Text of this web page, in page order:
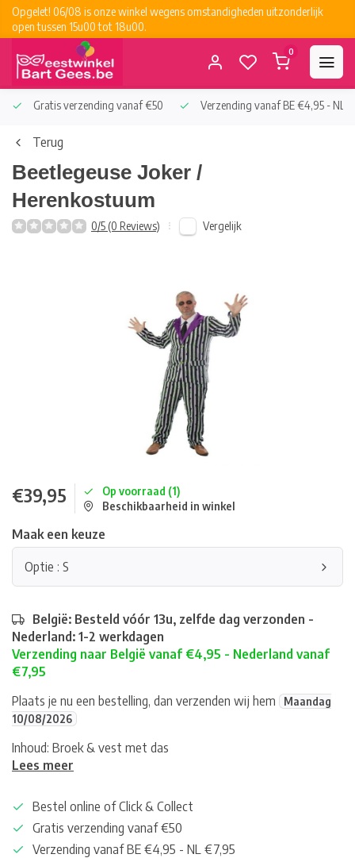
Opgelet! 06/08 is onze winkel wegens omstandigheden uitzonderlijk
open tussen 15u00 tot 18u00.
0
Gratis verzending vanaf €50 Verzending vanaf BE €4,95 - NL
Terug
Beetlegeuse Joker /
Herenkostuum
0/5 (0 Reviews) Vergelijk
€39,95
Op voorraad (1)
Beschikbaarheid in winkel
Maak een keuze
Optie : S
België: Besteld vóór 13u, zelfde dag verzonden -
Nederland: 1-2 werkdagen
Verzending naar België vanaf €4,95 - Nederland vanaf
€7,95
Plaats je nu een bestelling, dan verzenden wij hem
Maandag
10/08/2026
Inhoud: Broek & vest met das
Lees meer
Bestel online of Click & Collect
Gratis verzending vanaf €50
Verzending vanaf BE €4,95 - NL €7,95